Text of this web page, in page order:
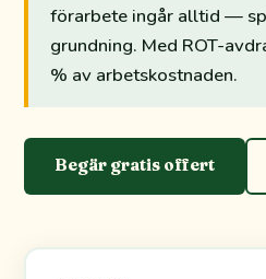
förarbete ingår alltid —
grundning. Med ROT-
% av arbetskostnaden.
Begär gratis offert